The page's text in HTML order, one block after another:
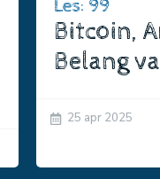
Les: 99
Bitcoin,
Belang
25 apr 2025